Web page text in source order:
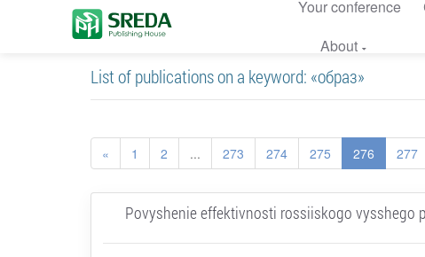
Your conference
About
List of publications on a keyword: «образ»
« 1 2 ... 273 274 275 276 277
Povyshenie effektivnosti rossiiskogo vysshego